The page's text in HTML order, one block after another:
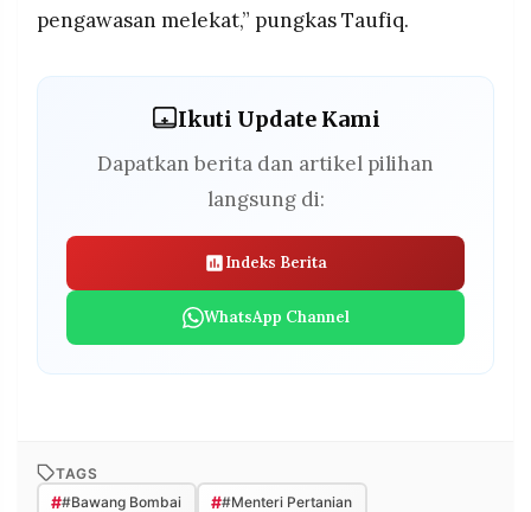
pengawasan melekat,” pungkas Taufiq.
Ikuti Update Kami
Dapatkan berita dan artikel pilihan
langsung di:
Indeks Berita
WhatsApp Channel
TAGS
##Bawang Bombai ##Menteri Pertanian